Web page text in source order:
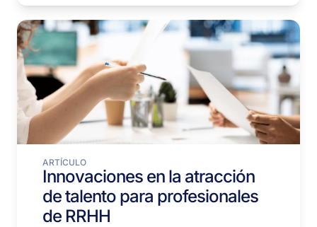
ARTÍCULO
Innovaciones en la atracción
de talento para profesionales
de RRHH